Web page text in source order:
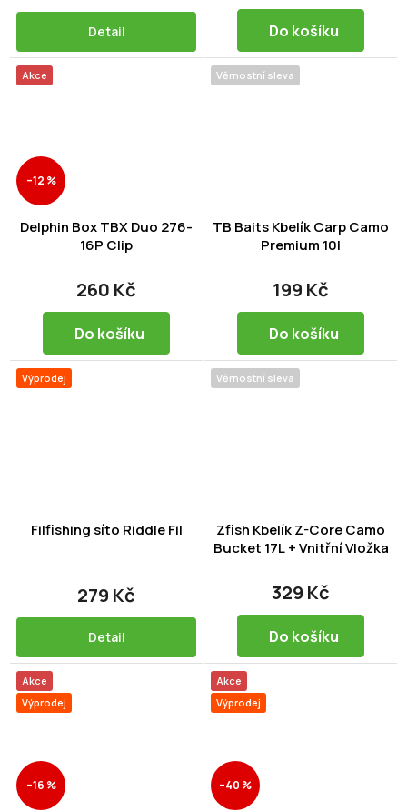
Detail Do košíku
Akce
–12 %
Delphin Box TBX Duo 276-
16P Clip
260 Kč
Do košíku
Věrnostní sleva
TB Baits Kbelík Carp Camo
Premium 10l
199 Kč
Do košíku
Výprodej
Filfishing síto Riddle Fil
279 Kč
Detail
Věrnostní sleva
Zfish Kbelík Z-Core Camo
Bucket 17L + Vnitřní Vložka
329 Kč
Do košíku
Akce
Výprodej
–16 %
Akce
Výprodej
–40 %